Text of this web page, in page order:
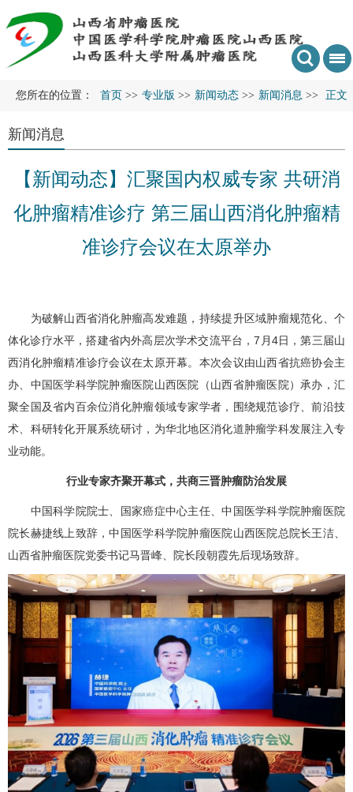
您所在的位置： 首页 >> 专业版 >> 新闻动态 >> 新闻消息 >> 正文
新闻消息
【新闻动态】汇聚国内权威专家 共研消
化肿瘤精准诊疗 第三届山西消化肿瘤精
准诊疗会议在太原举办
为破解山西省消化肿瘤高发难题，持续提升区域肿瘤规范化、个
体化诊疗水平，搭建省内外高层次学术交流平台，7月4日，第三届山
西消化肿瘤精准诊疗会议在太原开幕。本次会议由山西省抗癌协会主
办、中国医学科学院肿瘤医院山西医院（山西省肿瘤医院）承办，汇
聚全国及省内百余位消化肿瘤领域专家学者，围绕规范诊疗、前沿技
术、科研转化开展系统研讨，为华北地区消化道肿瘤学科发展注入专
业动能。
行业专家齐聚开幕式，共商三晋肿瘤防治发展
中国科学院院士、国家癌症中心主任、中国医学科学院肿瘤医院
院长赫捷线上致辞，中国医学科学院肿瘤医院山西医院总院长王洁、
山西省肿瘤医院党委书记马晋峰、院长段朝霞先后现场致辞。